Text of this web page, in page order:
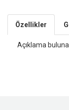
Özellikler
Açıklama